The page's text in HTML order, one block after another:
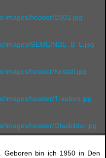
images/header/BS01.jpg
images/GEMEINDE_B_L.jpg
images/header/Kristall.jpg
images/header/Trauben.jpg
images/header/Glasbilder.jpg
Geboren bin ich 1950 in Den